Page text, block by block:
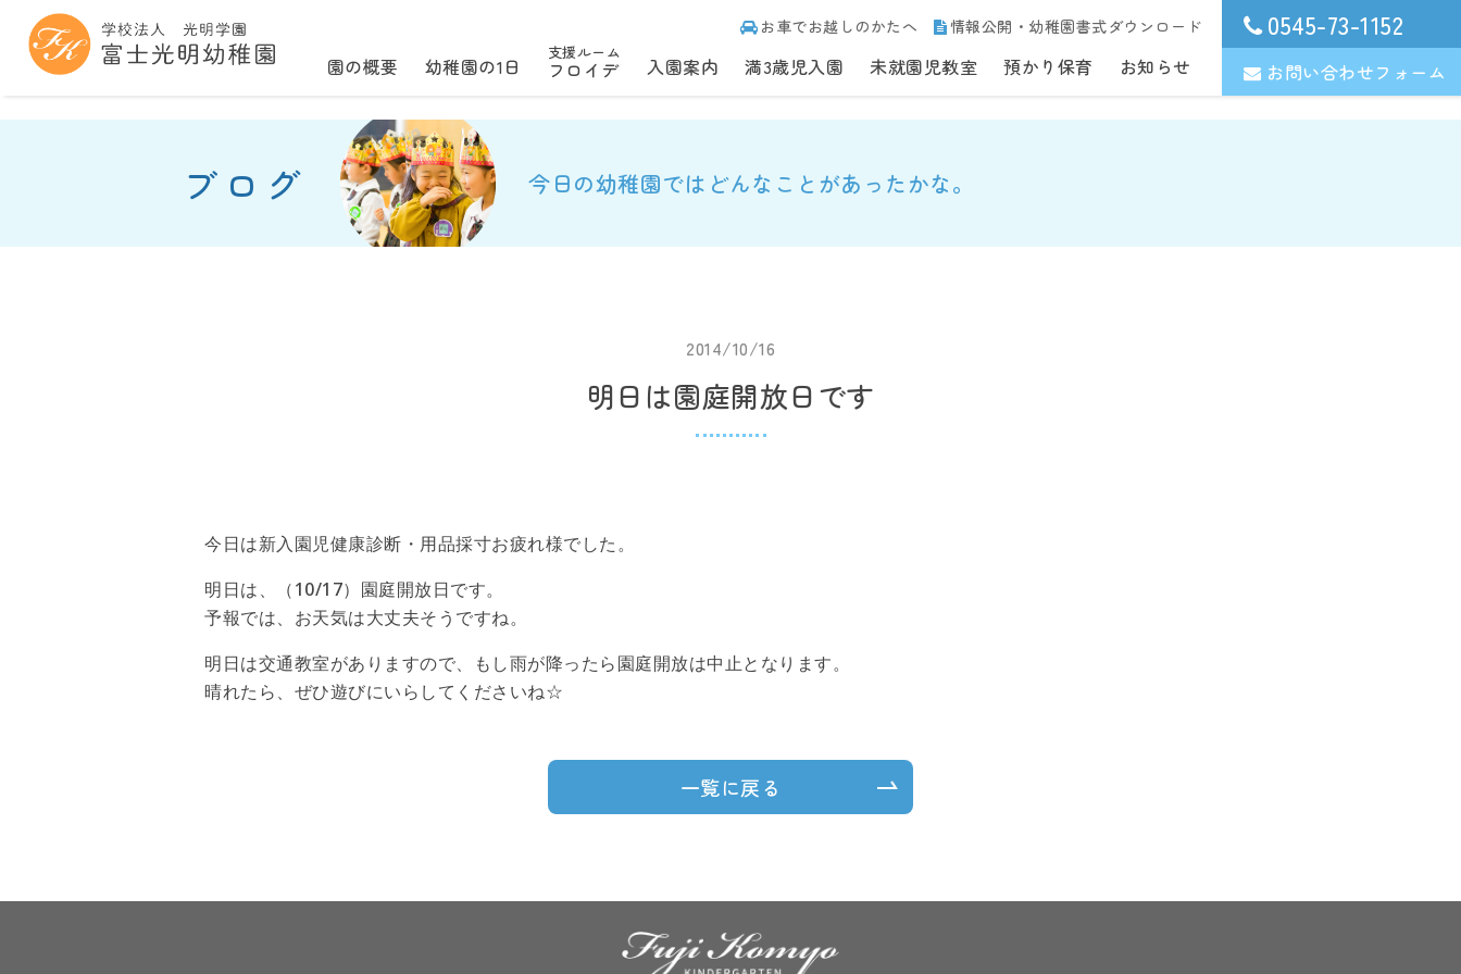
お車でお越しのかたへ 情報公開・幼稚園書式ダウンロード
園の概要 幼稚園の1日
支援ルーム
フロイデ 入園案内 満3歳児入園 未就園児教室 預かり保育 お知らせ
0545-73-1152
お問い合わせフォーム
ブログ 今日の幼稚園ではどんなことがあったかな。
2014/10/16
明日は園庭開放日です
今日は新入園児健康診断・用品採寸お疲れ様でした。
明日は、（10/17）園庭開放日です。
予報では、お天気は大丈夫そうですね。
明日は交通教室がありますので、もし雨が降ったら園庭開放は中止となります。
晴れたら、ぜひ遊びにいらしてくださいね☆
一覧に戻る